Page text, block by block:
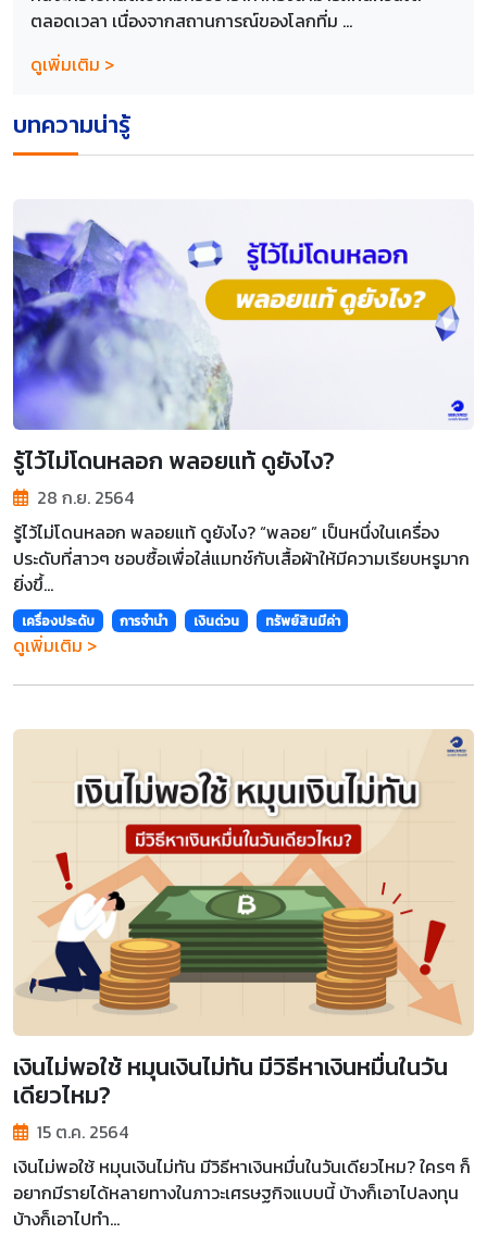
ตลอดเวลา เนื่องจากสถานการณ์ของโลกที่ม ...
ดูเพิ่มเติม >
บทความน่ารู้
รู้ไว้ไม่โดนหลอก พลอยแท้ ดูยังไง?
28 ก.ย. 2564
รู้ไว้ไม่โดนหลอก พลอยแท้ ดูยังไง? “พลอย” เป็นหนึ่งในเครื่อง
ประดับที่สาวๆ ชอบซื้อเพื่อใส่แมทช์กับเสื้อผ้าให้มีความเรียบหรูมาก
ยิ่งขึ้...
เครื่องประดับ การจำนำ เงินด่วน ทรัพย์สินมีค่า
ดูเพิ่มเติม >
เงินไม่พอใช้ หมุนเงินไม่ทัน มีวิธีหาเงินหมื่นในวัน
เดียวไหม?
15 ต.ค. 2564
เงินไม่พอใช้ หมุนเงินไม่ทัน มีวิธีหาเงินหมื่นในวันเดียวไหม? ใครๆ ก็
อยากมีรายได้หลายทางในภาวะเศรษฐกิจแบบนี้ บ้างก็เอาไปลงทุน
บ้างก็เอาไปทำ...